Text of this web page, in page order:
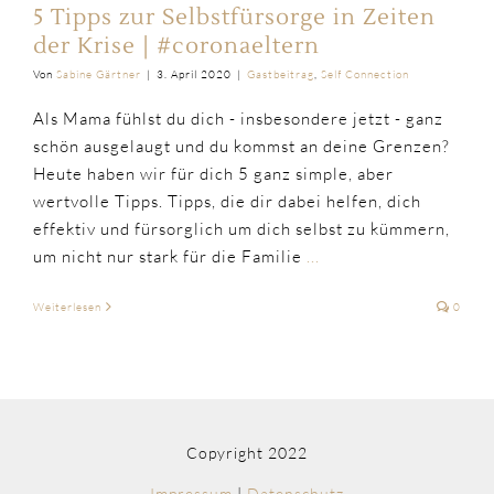
5 Tipps zur Selbstfürsorge in Zeiten
der Krise | #coronaeltern
Von Sabine Gärtner | 3. April 2020 | Gastbeitrag, Self Connection
Als Mama fühlst du dich - insbesondere jetzt - ganz
schön ausgelaugt und du kommst an deine Grenzen?
Heute haben wir für dich 5 ganz simple, aber
wertvolle Tipps. Tipps, die dir dabei helfen, dich
effektiv und fürsorglich um dich selbst zu kümmern,
um nicht nur stark für die Familie
Weiterlesen 0
Copyright 2022